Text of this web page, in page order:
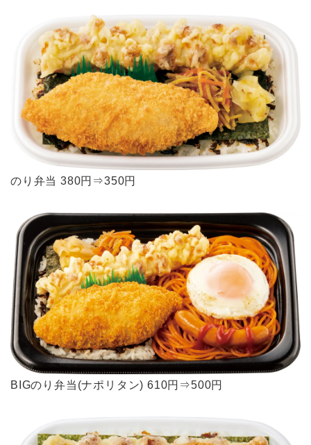
のり弁当 380円⇒350円
BIGのり弁当(ナポリタン) 610円⇒500円